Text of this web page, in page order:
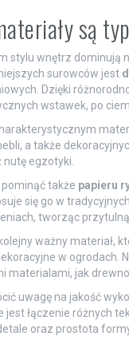
są
stylu wnętrz dominują
surowców jest
Dzięki
wstawek, po
a także
nutę egzotyki.
pominąć także papieru
się go w tradycyjnych
tworząc
ważny materiał,
w ogrodach.
materialami, jak
uwagę na jakość
jest łączenie różnych
oraz prostota